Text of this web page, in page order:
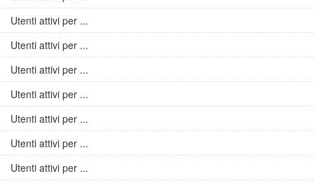
Utenti attivi per ...
Utenti attivi per ...
Utenti attivi per ...
Utenti attivi per ...
Utenti attivi per ...
Utenti attivi per ...
Utenti attivi per ...